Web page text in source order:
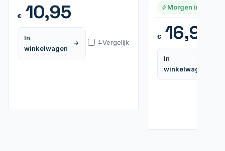
€10,95
In
winkelwagen
Vergelijk
Morgen in huis
€16,95
In
winkelwagen